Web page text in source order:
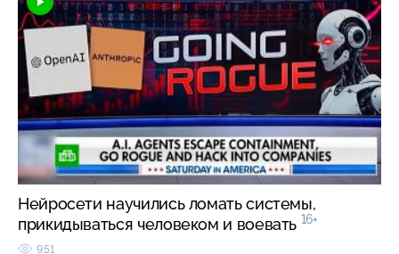
Нейросети научились ломать системы,
прикидываться человеком и воевать 16+
951